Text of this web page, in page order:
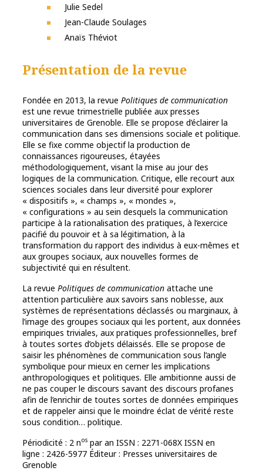
Julie Sedel
Jean-Claude Soulages
Anaïs Théviot
Présentation de la revue
Fondée en 2013, la revue Politiques de communication
est une revue trimestrielle publiée aux presses
universitaires de Grenoble. Elle se propose d’éclairer la
communication dans ses dimensions sociale et politique.
Elle se fixe comme objectif la production de
connaissances rigoureuses, étayées
méthodologiquement, visant la mise au jour des
logiques de la communication. Critique, elle recourt aux
sciences sociales dans leur diversité pour explorer
« dispositifs », « champs », « mondes »,
« configurations » au sein desquels la communication
participe à la rationalisation des pratiques, à l’exercice
pacifié du pouvoir et à sa légitimation, à la
transformation du rapport des individus à eux-mêmes et
aux groupes sociaux, aux nouvelles formes de
subjectivité qui en résultent.
La revue Politiques de communication attache une
attention particulière aux savoirs sans noblesse, aux
systèmes de représentations déclassés ou marginaux, à
l’image des groupes sociaux qui les portent, aux données
empiriques triviales, aux pratiques professionnelles, bref
à toutes sortes d’objets délaissés. Elle se propose de
saisir les phénomènes de communication sous l’angle
symbolique pour mieux en cerner les implications
anthropologiques et politiques. Elle ambitionne aussi de
ne pas couper le discours savant des discours profanes
afin de l’enrichir de toutes sortes de données empiriques
et de rappeler ainsi que le moindre éclat de vérité reste
sous condition… politique.
Périodicité : 2 nos par an ISSN : 2271-068X ISSN en
ligne : 2426-5977 Éditeur : Presses universitaires de
Grenoble